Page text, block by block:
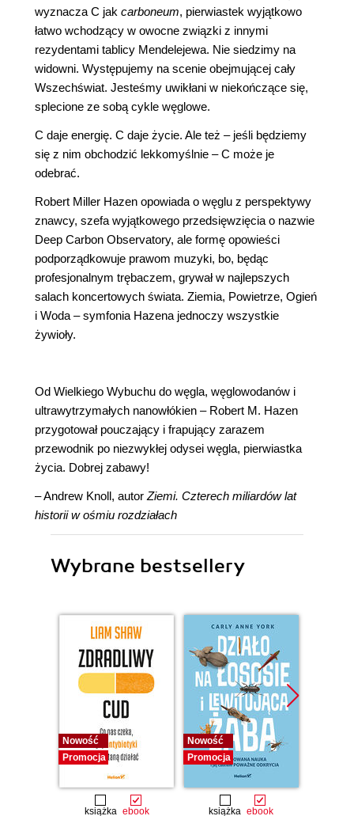
wyznacza C jak carboneum, pierwiastek wyjątkowo
łatwo wchodzący w owocne związki z innymi
rezydentami tablicy Mendelejewa. Nie siedzimy na
widowni. Występujemy na scenie obejmującej cały
Wszechświat. Jesteśmy uwikłani w niekończące się,
splecione ze sobą cykle węglowe.
C daje energię. C daje życie. Ale też – jeśli będziemy
się z nim obchodzić lekkomyślnie – C może je
odebrać.
Robert Miller Hazen opowiada o węglu z perspektywy
znawcy, szefa wyjątkowego przedsięwzięcia o nazwie
Deep Carbon Observatory, ale formę opowieści
podporządkowuje prawom muzyki, bo, będąc
profesjonalnym trębaczem, grywał w najlepszych
salach koncertowych świata. Ziemia, Powietrze, Ogień
i Woda – symfonia Hazena jednoczy wszystkie
żywioły.
Od Wielkiego Wybuchu do węgla, węglowodanów i
ultrawytrzymałych nanowłókien ‒ Robert M. Hazen
przygotował pouczający i frapujący zarazem
przewodnik po niezwykłej odysei węgla, pierwiastka
życia. Dobrej zabawy!
– Andrew Knoll, autor Ziemi. Czterech miliardów lat
historii w ośmiu rozdziałach
Wybrane bestsellery
Nowość
Promocja
książka ebook
Nowość
Promocja
książka ebook